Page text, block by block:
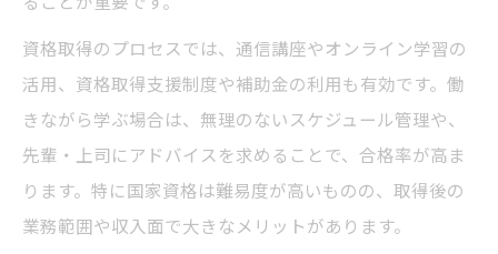
資格取得のプロセスでは、通信講座やオンライン学習の
活用、資格取得支援制度や補助金の利用も有効です。働
きながら学ぶ場合は、無理のないスケジュール管理や、
先輩・上司にアドバイスを求めることで、合格率が高ま
ります。特に国家資格は難易度が高いものの、取得後の
業務範囲や収入面で大きなメリットがあります。